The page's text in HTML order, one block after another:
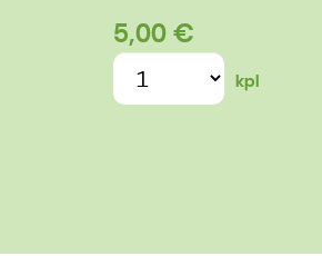
5,00 €
kpl